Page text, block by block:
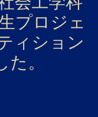
プロジェ
ィション
。